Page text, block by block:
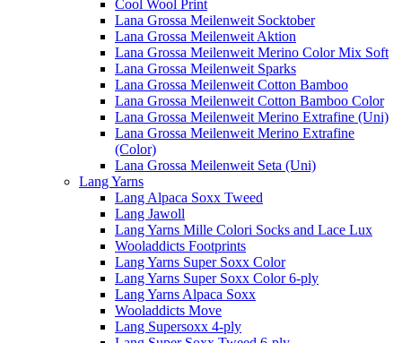
Cool Wool Print
Lana Grossa Meilenweit Socktober
Lana Grossa Meilenweit Aktion
Lana Grossa Meilenweit Merino Color Mix Soft
Lana Grossa Meilenweit Sparks
Lana Grossa Meilenweit Cotton Bamboo
Lana Grossa Meilenweit Cotton Bamboo Color
Lana Grossa Meilenweit Merino Extrafine (Uni)
Lana Grossa Meilenweit Merino Extrafine
(Color)
Lana Grossa Meilenweit Seta (Uni)
Lang Yarns
Lang Alpaca Soxx Tweed
Lang Jawoll
Lang Yarns Mille Colori Socks and Lace Lux
Wooladdicts Footprints
Lang Yarns Super Soxx Color
Lang Yarns Super Soxx Color 6-ply
Lang Yarns Alpaca Soxx
Wooladdicts Move
Lang Supersoxx 4-ply